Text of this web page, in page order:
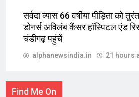
सर्वदा व्यास 66 वर्षीया पीड़िता को
डोनर्स अविलंब कैंसर हॉस्पिटल एंड
चंडीगढ़ पहुंचें
alphanewsindia.in 21 hours
Find Me On